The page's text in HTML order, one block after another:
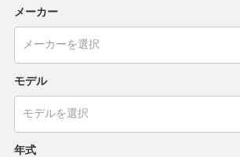
メーカー
モデル
年式